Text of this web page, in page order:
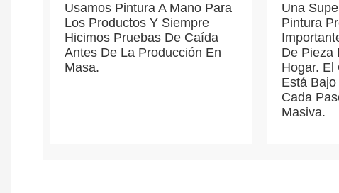
Usamos Pintura A Mano Para
Los Productos Y Siempre
Hicimos Pruebas De Caída
Antes De La Producción En
Masa.
Una
Pintura
De Pieza
Hogar. El
Está
Cada
Masiva.